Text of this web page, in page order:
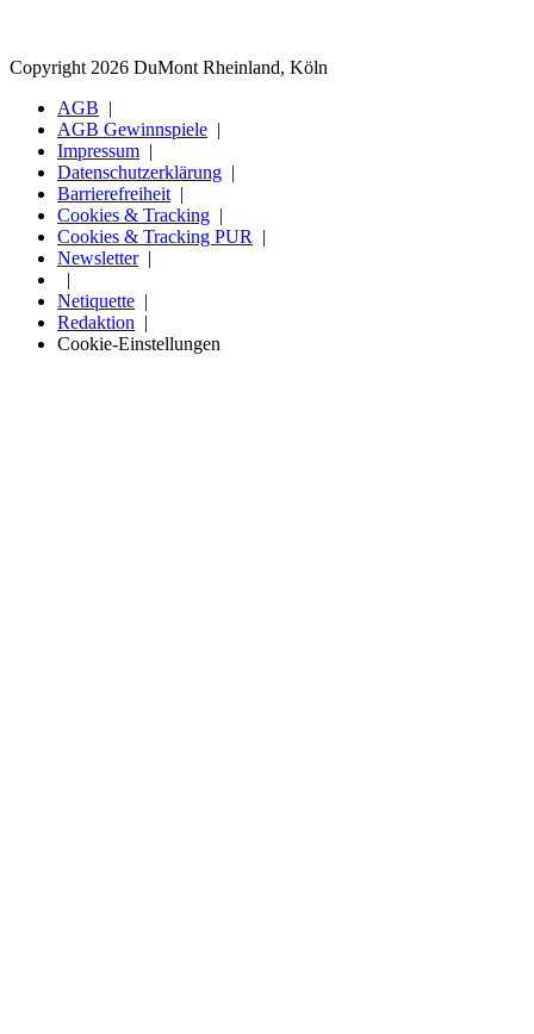
Copyright 2026 DuMont Rheinland, Köln
AGB
AGB Gewinnspiele
Impressum
Datenschutzerklärung
Barrierefreiheit
Cookies & Tracking
Cookies & Tracking PUR
Newsletter
Netiquette
Redaktion
Cookie-Einstellungen